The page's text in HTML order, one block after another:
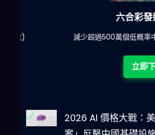
六合彩發達
減少超過500萬個低概率中
立即下載
2026 AI 價格大戰：